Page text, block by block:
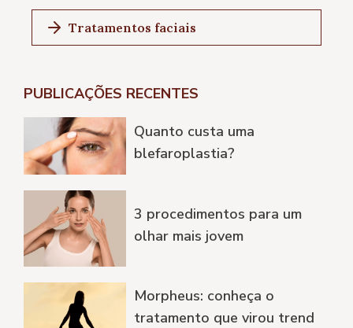
Tratamentos faciais
PUBLICAÇÕES RECENTES
Quanto custa uma
blefaroplastia?
3 procedimentos para um
olhar mais jovem
Morpheus: conheça o
tratamento que virou trend